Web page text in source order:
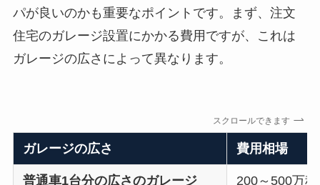
パが良いのかも重要なポイントです。まず、注文
住宅のガレージ設置にかかる費用ですが、これは
ガレージの広さによって異なります。
スクロールできます
ガレージの広さ 費用相場
普通車1台分の広さのガレージ 200～500万